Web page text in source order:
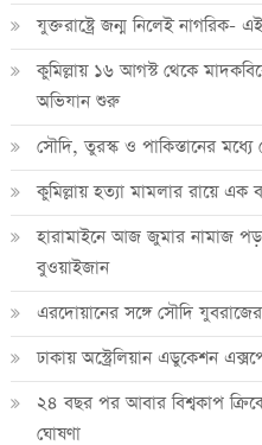
যুক্তরাষ্ট্রে জন্ম নিলেই নাগরিক-
কুমিল্লায় ১৬ আগস্ট থেকে
অভিযান শুরু
সৌদি, তুরস্ক ও পাকিস্তানের মধ্যে
কুমিল্লায় হত্যা মামলার রায়ে এক
হারামাইনে আজ জুমার নামাজ
বুওয়াইজান
এরদোয়ানের সঙ্গে সৌদি
ঢাকায় অস্ট্রেলিয়ান এডুকেশন
২৪ বছর পর আবার বিশ্বকাপ
ঘোষণা